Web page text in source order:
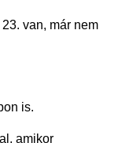
van, már nem
is.
amikor